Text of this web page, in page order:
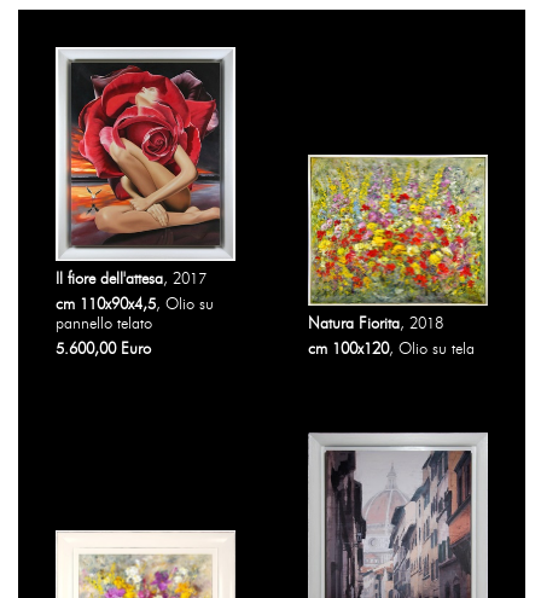
appartenente a una società e/o persona giuridica.
indirizzo privato.
Consegna paesi extra-UE: entro 4 settimane
Il fiore dell'attesa, 2017
cm 110x90x4,5, Olio su
pannello telato
5.600,00 Euro
Natura Fiorita, 2018
cm 100x120, Olio su tela